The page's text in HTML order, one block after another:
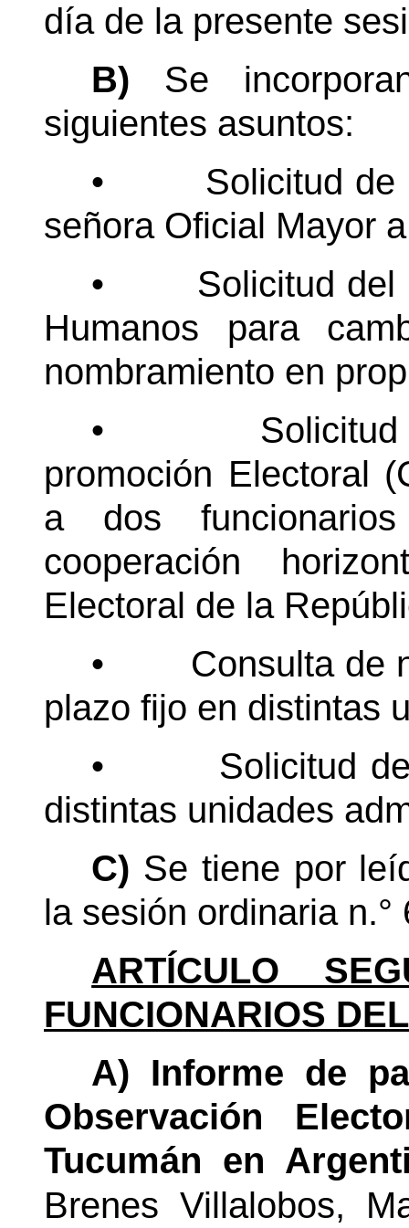
día de la presente
B) Se
siguientes asuntos:
•
Solicitud
señora Oficial Mayor
•
Solicitud del
Humanos para
nombramiento en
•
promoción Electoral
a dos
cooperación
Electoral de la
•
Consulta de
plazo fijo en distintas
•
Solicitud
distintas unidades
C) Se tiene por
la sesión ordinaria n.°
ARTÍCULO
FUNCIONARIOS
A) Informe de
Observación
Tucumán en
Brenes Villalobos,